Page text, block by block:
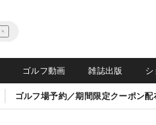
ゴルフ動画 雑誌出版 シ
ゴルフ場予約／期間限定クーポン配